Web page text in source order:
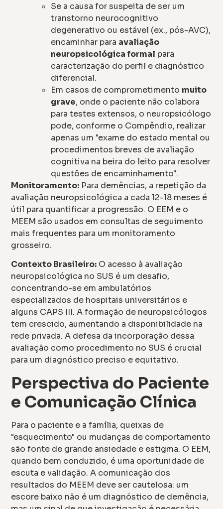
Se a causa for suspeita de ser um
transtorno neurocognitivo
degenerativo ou estável (ex., pós-AVC),
encaminhar para avaliação
neuropsicológica formal para
caracterização do perfil e diagnóstico
diferencial.
Em casos de comprometimento muito
grave, onde o paciente não colabora
para testes extensos, o neuropsicólogo
pode, conforme o Compêndio, realizar
apenas um "exame do estado mental ou
procedimentos breves de avaliação
cognitiva na beira do leito para resolver
questões de encaminhamento".
Monitoramento: Para demências, a repetição da
avaliação neuropsicológica a cada 12-18 meses é
útil para quantificar a progressão. O EEM e o
MEEM são usados em consultas de seguimento
mais frequentes para um monitoramento
grosseiro.
Contexto Brasileiro: O acesso à avaliação
neuropsicológica no SUS é um desafio,
concentrando-se em ambulatórios
especializados de hospitais universitários e
alguns CAPS III. A formação de neuropsicólogos
tem crescido, aumentando a disponibilidade na
rede privada. A defesa da incorporação dessa
avaliação como procedimento no SUS é crucial
para um diagnóstico preciso e equitativo.
Perspectiva do Paciente
e Comunicação Clínica
Para o paciente e a família, queixas de
"esquecimento" ou mudanças de comportamento
são fonte de grande ansiedade e estigma. O EEM,
quando bem conduzido, é uma oportunidade de
escuta e validação. A comunicação dos
resultados do MEEM deve ser cautelosa: um
escore baixo não é um diagnóstico de demência,